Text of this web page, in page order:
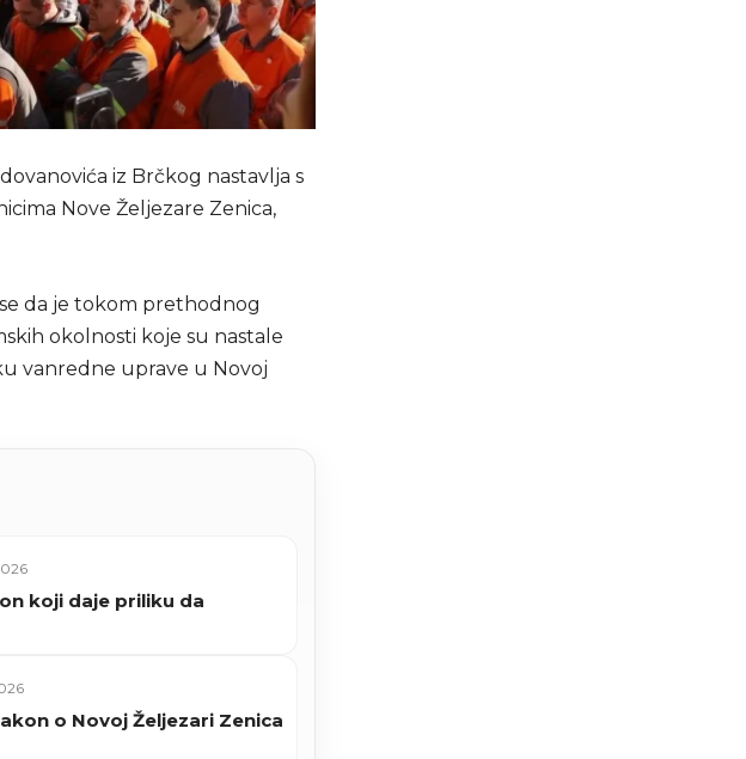
iz Brčkog nastavlja s
Nove Željezare Zenica,
da je tokom prethodnog
okolnosti koje su nastale
vanredne uprave u Novoj
koji daje priliku da
o Novoj Željezari Zenica